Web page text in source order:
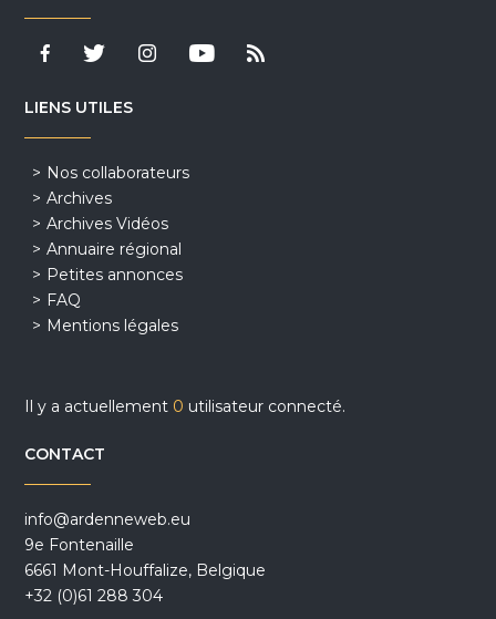
LIENS UTILES
Nos collaborateurs
Archives
Archives Vidéos
Annuaire régional
Petites annonces
FAQ
Mentions légales
Il y a actuellement 0 utilisateur connecté.
CONTACT
info@ardenneweb.eu
9e Fontenaille
6661 Mont-Houffalize, Belgique
+32 (0)61 288 304